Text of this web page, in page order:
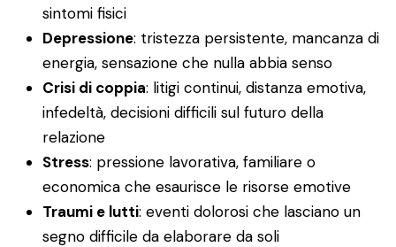
sintomi fisici
Depressione: tristezza persistente, mancanza di
energia, sensazione che nulla abbia senso
Crisi di coppia: litigi continui, distanza emotiva,
infedeltà, decisioni difficili sul futuro della
relazione
Stress: pressione lavorativa, familiare o
economica che esaurisce le risorse emotive
Traumi e lutti: eventi dolorosi che lasciano un
segno difficile da elaborare da soli